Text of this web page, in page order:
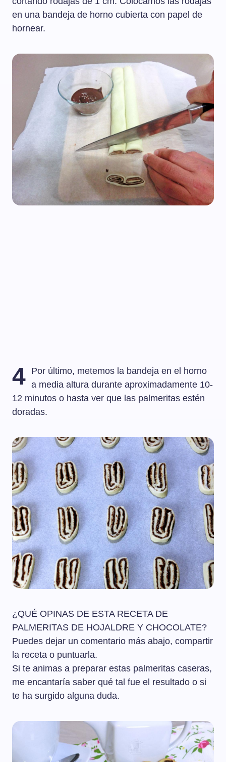
en una bandeja de horno cubierta con papel de
hornear.
4 Por último, metemos la bandeja en el horno
a media altura durante aproximadamente 10-
12 minutos o hasta ver que las palmeritas estén
doradas.
¿QUÉ OPINAS DE ESTA RECETA DE
PALMERITAS DE HOJALDRE Y CHOCOLATE?
Puedes dejar un comentario más abajo, compartir
la receta o puntuarla.
Si te animas a preparar estas palmeritas caseras,
me encantaría saber qué tal fue el resultado o si
te ha surgido alguna duda.